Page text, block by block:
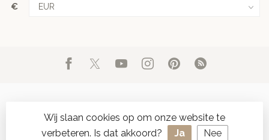
€
© Copyright 2026 d'Oude Seylmakerij- Powered by Lightspeed
Wij slaan cookies op om onze website te
verbeteren. Is dat akkoord?
Ja Nee